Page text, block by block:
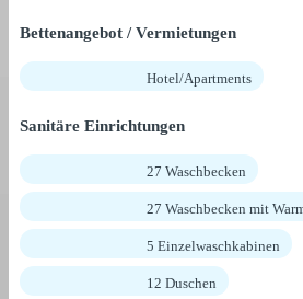
Bettenangebot / Vermietungen
Hotel/Apartments
Sanitäre Einrichtungen
27 Waschbecken
27 Waschbecken mit
5 Einzelwaschkabinen
12 Duschen